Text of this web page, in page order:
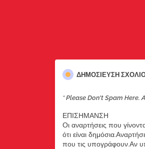
ΔΗΜΟΣΊΕΥΣΗ
* Please Don't Spam Here.
ΕΠΙΣΗΜΑΝΣΗ
Οι αναρτήσεις που
ότι είναι
που τις υπογράφουν.Αν